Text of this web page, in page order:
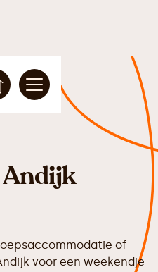
of
voor een weekendje